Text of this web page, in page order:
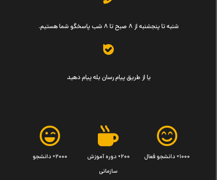
شنبه تا پنجشنبه از ۸ صبح تا ۸ شب پاسخگو شما هستیم.
یا از طریق پیام رسان بله پیام دهید
۱۰۰۰+ دانشجو فعال
۲۰۰+ دوره آموزش
سازمانی
۲۰۰۰+ دانشجو